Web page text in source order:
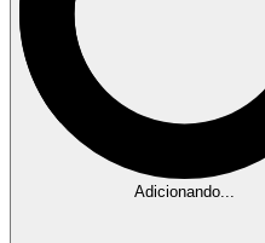
Adicionando...